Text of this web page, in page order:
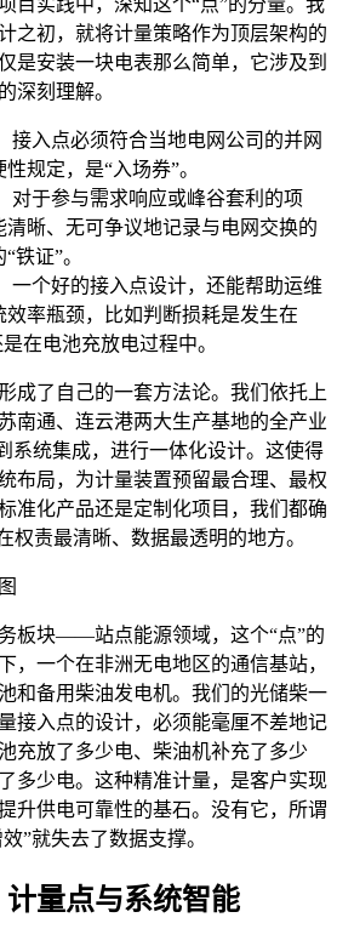
目实践中，深知这个“点”的分量。我
之初，就将计量策略作为顶层架构的
是安装一块电表那么简单，它涉及到
深刻理解。
接入点必须符合当地电网公司的并网
规定，是“入场券”。
对于参与需求响应或峰谷套利的项
清晰、无可争议地记录与电网交换的
铁证”。
一个好的接入点设计，还能帮助运维
效率瓶颈，比如判断损耗是发生在
在电池充放电过程中。
成了自己的一套方法论。我们依托上
南通、连云港两大生产基地的全产业
系统集成，进行一体化设计。这使得
布局，为计量装置预留最合理、最权
准化产品还是定制化项目，我们都确
权责最清晰、数据最透明的地方。
板块——站点能源领域，这个“点”的
，一个在非洲无电地区的通信基站，
和备用柴油发电机。我们的光储柴一
接入点的设计，必须能毫厘不差地记
充放了多少电、柴油机补充了多少
多少电。这种精准计量，是客户实现
升供电可靠性的基石。没有它，所谓
”就失去了数据支撑。
量点与系统智能